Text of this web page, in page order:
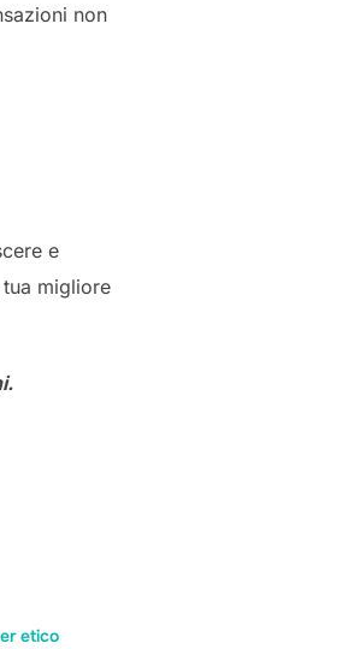
non
e
migliore
etico